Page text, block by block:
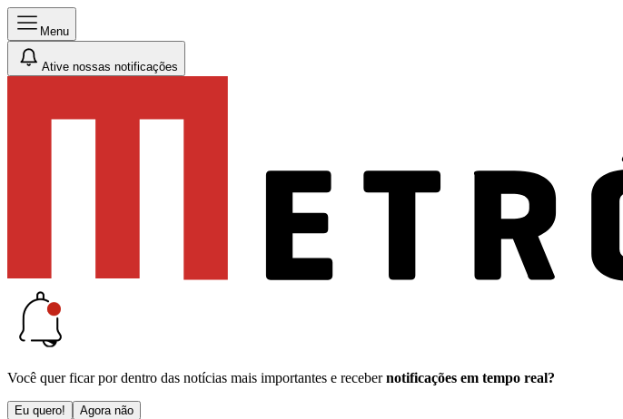
Menu
Ative nossas notificações
Você quer ficar por dentro das notícias mais importantes e receber notificações em tempo real?
Eu quero! Agora não